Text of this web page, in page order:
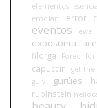
elementos
emolan error
eventos ewe
exposoma
filorga
Foreo
capuccini get
guiv gurúes
rubinstein